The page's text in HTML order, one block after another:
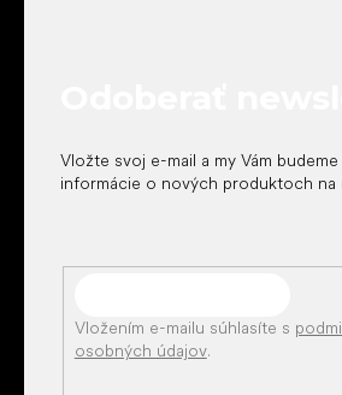
Vložte svoj e-mail a my Vám
informácie o nových produktoch na
Vložením e-mailu súhlasíte s
osobných údajov.